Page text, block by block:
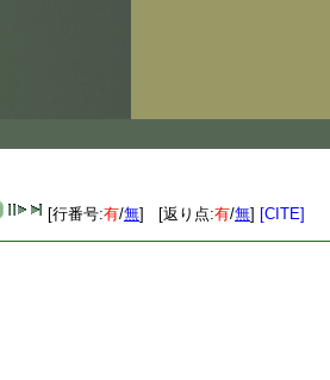
[行番号:有/無] [返り点:有/無] [CITE]